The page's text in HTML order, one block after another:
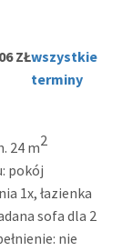
ZŁwszystkie
terminy
24 m2
pokój
1x, łazienka
sofa dla 2
nie